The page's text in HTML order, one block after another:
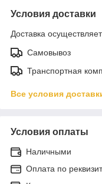
Условия доставки
Доставка
Самовывоз
Транспортная
Все условия
Условия оплаты
Наличными
Оплата по